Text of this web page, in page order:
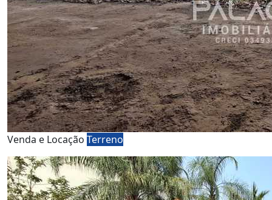
Venda e Locação Terreno